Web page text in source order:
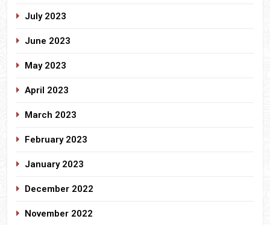
July 2023
June 2023
May 2023
April 2023
March 2023
February 2023
January 2023
December 2022
November 2022